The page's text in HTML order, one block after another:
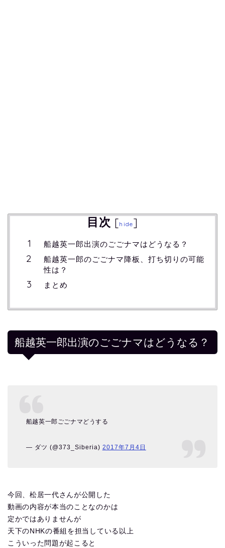
目次 [hide]
船越英一郎出演のごごナマはどうなる？
船越英一郎のごごナマ降板、打ち切りの可能
性は？
まとめ
船越英一郎出演のごごナマはどうなる？
船越英一郎ごごナマどうする
— ダツ (@373_Siberia) 2017年7月4日
今回、松居一代さんが公開した
動画の内容が本当のことなのかは
定かではありませんが
天下のNHKの番組を担当している以上
こういった問題が起こると